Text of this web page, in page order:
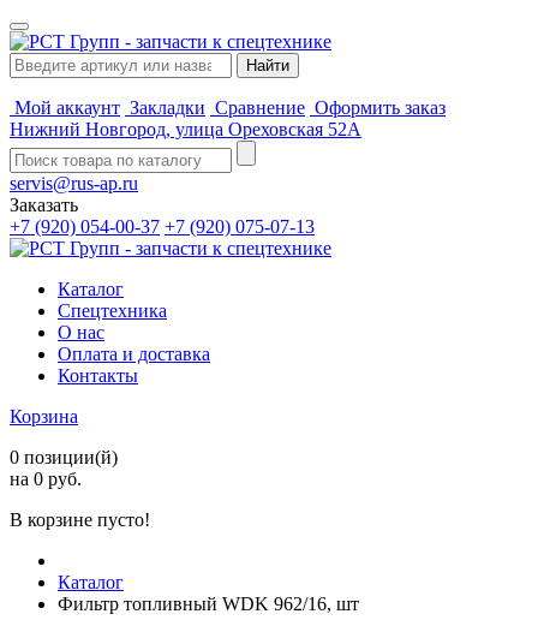
Мой аккаунт Закладки Сравнение Оформить заказ
Нижний Новгород, улица Ореховская 52А
servis@rus-ap.ru
Заказать
+7 (920) 054-00-37 +7 (920) 075-07-13
Каталог
Спецтехника
О нас
Оплата и доставка
Контакты
Корзина
0 позиции(й)
на 0 руб.
В корзине пусто!
Каталог
Фильтр топливный WDK 962/16, шт